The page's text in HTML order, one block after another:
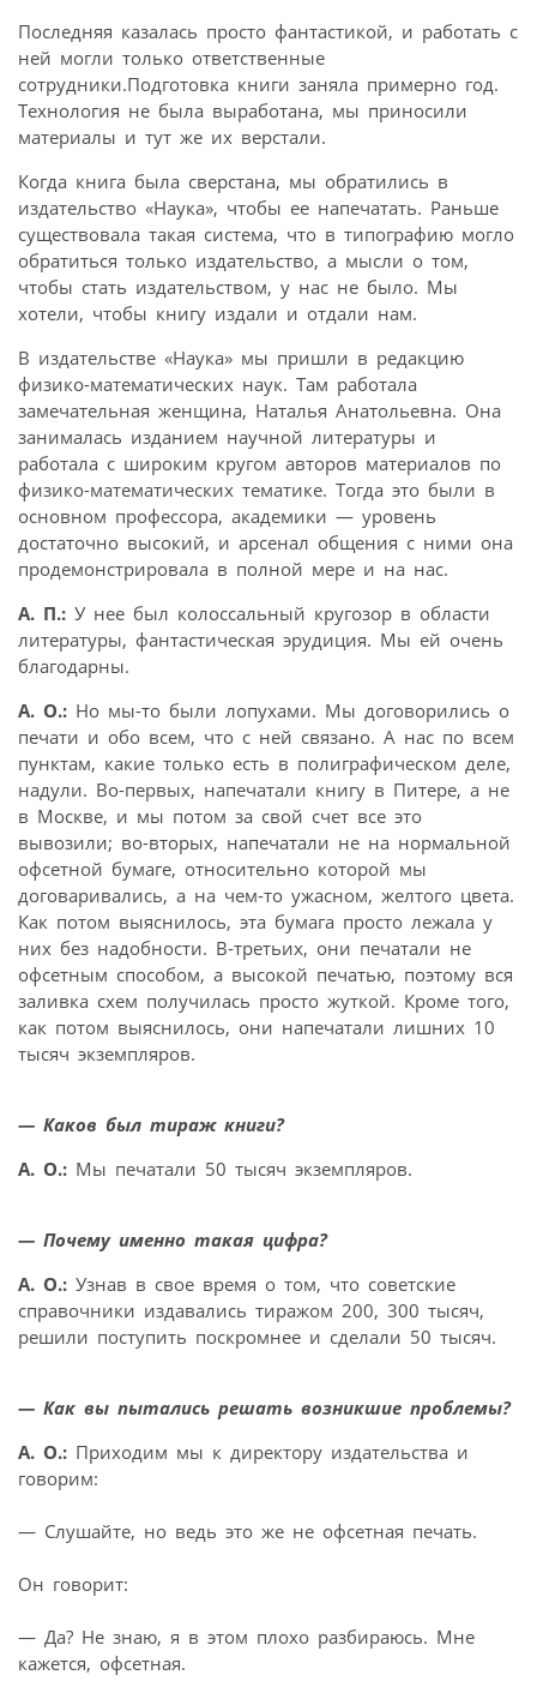
Последняя казалась просто фантастикой, и работать с
ней могли только ответственные
сотрудники.Подготовка книги заняла примерно год.
Технология не была выработана, мы приносили
материалы и тут же их верстали.
Когда книга была сверстана, мы обратились в
издательство «Наука», чтобы ее напечатать. Раньше
существовала такая система, что в типографию могло
обратиться только издательство, а мысли о том,
чтобы стать издательством, у нас не было. Мы
хотели, чтобы книгу издали и отдали нам.
В издательстве «Наука» мы пришли в редакцию
физико-математических наук. Там работала
замечательная женщина, Наталья Анатольевна. Она
занималась изданием научной литературы и
работала с широким кругом авторов материалов по
физико-математических тематике. Тогда это были в
основном профессора, академики — уровень
достаточно высокий, и арсенал общения с ними она
продемонстрировала в полной мере и на нас.
А. П.: У нее был колоссальный кругозор в области
литературы, фантастическая эрудиция. Мы ей очень
благодарны.
А. О.: Но мы-то были лопухами. Мы договорились о
печати и обо всем, что с ней связано. А нас по всем
пунктам, какие только есть в полиграфическом деле,
надули. Во-первых, напечатали книгу в Питере, а не
в Москве, и мы потом за свой счет все это
вывозили; во-вторых, напечатали не на нормальной
офсетной бумаге, относительно которой мы
договаривались, а на чем-то ужасном, желтого цвета.
Как потом выяснилось, эта бумага просто лежала у
них без надобности. В-третьих, они печатали не
офсетным способом, а высокой печатью, поэтому вся
заливка схем получилась просто жуткой. Кроме того,
как потом выяснилось, они напечатали лишних 10
тысяч экземпляров.
— Каков был тираж книги?
А. О.: Мы печатали 50 тысяч экземпляров.
— Почему именно такая цифра?
А. О.: Узнав в свое время о том, что советские
справочники издавались тиражом 200, 300 тысяч,
решили поступить поскромнее и сделали 50 тысяч.
— Как вы пытались решать возникшие проблемы?
А. О.: Приходим мы к директору издательства и
говорим:
— Слушайте, но ведь это же не офсетная печать.
Он говорит:
— Да? Не знаю, я в этом плохо разбираюсь. Мне
кажется, офсетная.